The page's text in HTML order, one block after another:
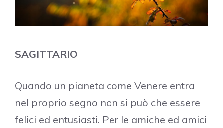
SAGITTARIO
Quando un pianeta come Venere entra
nel proprio segno non si può che essere
felici ed entusiasti. Per le amiche ed amici